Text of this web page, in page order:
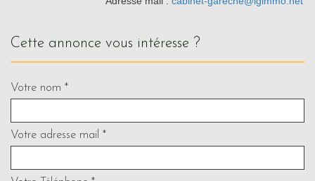
cette annonce vous intéresse ?
Votre nom *
Votre adresse mail *